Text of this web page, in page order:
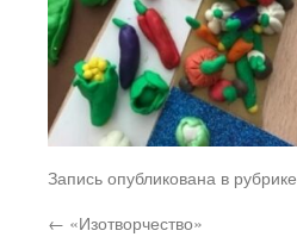
Запись опубликована в рубрике
← «Изотворчество»